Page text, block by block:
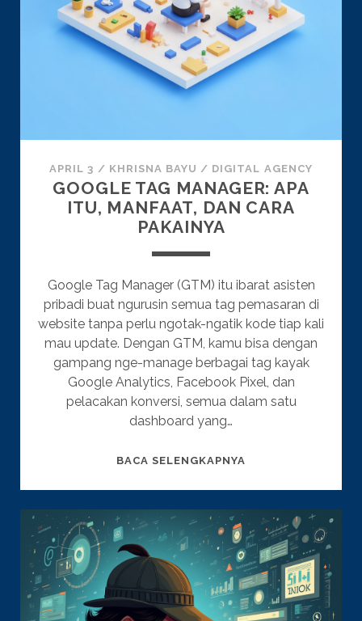
APRIL 3 / KHRISNA BAYU / DIGITAL AGENCY
GOOGLE TAG MANAGER: APA
ITU, MANFAAT, DAN CARA
PAKAINYA
Google Tag Manager (GTM) itu ibarat asisten
pribadi buat ngurusin semua tag pemasaran di
website tanpa perlu ngotak-ngatik kode tiap kali
mau update. Dengan GTM, kamu bisa dengan
gampang nge-manage berbagai tag kayak
Google Analytics, Facebook Pixel, dan
pelacakan konversi, semua dalam satu
dashboard yang…
BACA SELENGKAPNYA
APA
ITU,
MANFAAT,
DAN
CARA
PAKAINYA